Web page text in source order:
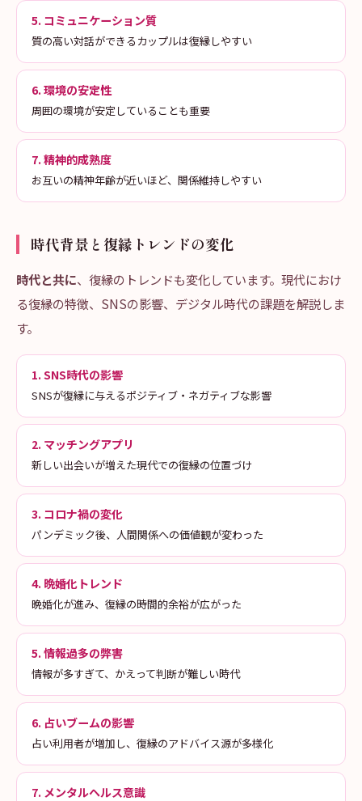
5. コミュニケーション質
質の高い対話ができるカップルは復縁しやすい
6. 環境の安定性
周囲の環境が安定していることも重要
7. 精神的成熟度
お互いの精神年齢が近いほど、関係維持しやすい
時代背景と復縁トレンドの変化
時代と共に、復縁のトレンドも変化しています。現代におけ
る復縁の特徴、SNSの影響、デジタル時代の課題を解説しま
す。
1. SNS時代の影響
SNSが復縁に与えるポジティブ・ネガティブな影響
2. マッチングアプリ
新しい出会いが増えた現代での復縁の位置づけ
3. コロナ禍の変化
パンデミック後、人間関係への価値観が変わった
4. 晩婚化トレンド
晩婚化が進み、復縁の時間的余裕が広がった
5. 情報過多の弊害
情報が多すぎて、かえって判断が難しい時代
6. 占いブームの影響
占い利用者が増加し、復縁のアドバイス源が多様化
7. メンタルヘルス意識